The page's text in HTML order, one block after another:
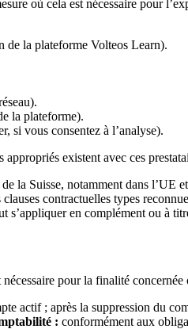
où cela est nécessaire pour
de la plateforme Volteos Learn).
la plateforme).
si vous consentez à l’analyse).
existent avec ces
la Suisse, notamment dans
contractuelles types
s’appliquer en complément ou à
pour la finalité
actif ; après la suppression du
: conformément aux